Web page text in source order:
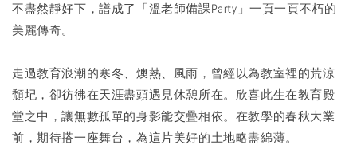
不盡然靜好下，譜成了「溫老師備課Party」一頁一頁不朽的
美麗傳奇。
走過教育浪潮的寒冬、燠熱、風雨，曾經以為教室裡的荒涼
頹圮，卻彷彿在天涯盡頭遇見休憩所在。欣喜此生在教育殿
堂之中，讓無數孤單的身影能交疊相依。在教學的春秋大業
前，期待搭一座舞台，為這片美好的土地略盡綿薄。